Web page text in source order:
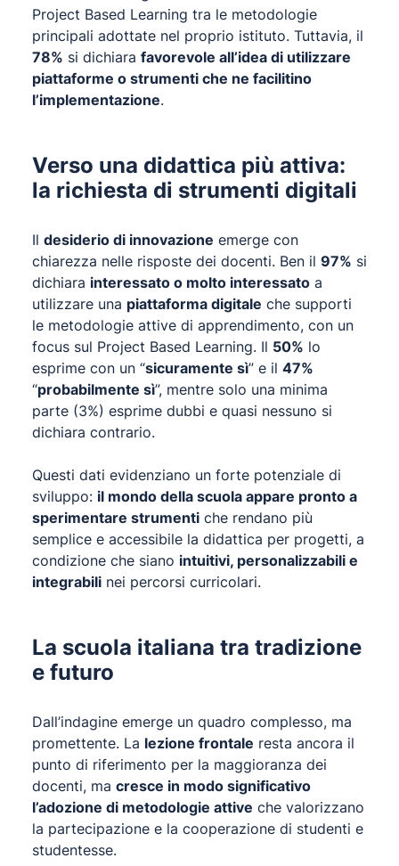
Project Based Learning tra le metodologie
principali adottate nel proprio istituto. Tuttavia, il
78% si dichiara favorevole all’idea di utilizzare
piattaforme o strumenti che ne facilitino
l’implementazione.
Verso una didattica più attiva:
la richiesta di strumenti digitali
Il desiderio di innovazione emerge con
chiarezza nelle risposte dei docenti. Ben il 97% si
dichiara interessato o molto interessato a
utilizzare una piattaforma digitale che supporti
le metodologie attive di apprendimento, con un
focus sul Project Based Learning. Il 50% lo
esprime con un “sicuramente sì” e il 47%
“probabilmente sì”, mentre solo una minima
parte (3%) esprime dubbi e quasi nessuno si
dichiara contrario.
Questi dati evidenziano un forte potenziale di
sviluppo: il mondo della scuola appare pronto a
sperimentare strumenti che rendano più
semplice e accessibile la didattica per progetti, a
condizione che siano intuitivi, personalizzabili e
integrabili nei percorsi curricolari.
La scuola italiana tra tradizione
e futuro
Dall’indagine emerge un quadro complesso, ma
promettente. La lezione frontale resta ancora il
punto di riferimento per la maggioranza dei
docenti, ma cresce in modo significativo
l’adozione di metodologie attive che valorizzano
la partecipazione e la cooperazione di studenti e
studentesse.